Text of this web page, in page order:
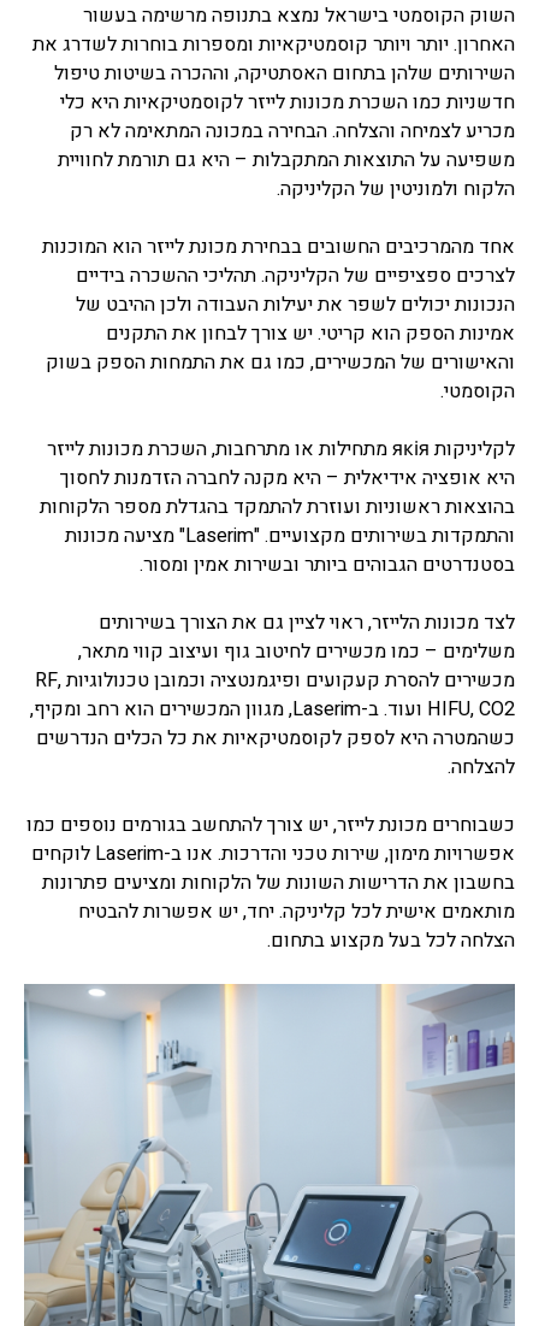
השוק הקוסמטי בישראל נמצא בתנופה מרשימה בעשור
האחרון. יותר ויותר קוסמטיקאיות ומספרות בוחרות לשדרג את
השירותים שלהן בתחום האסתטיקה, וההכרה בשיטות טיפול
חדשניות כמו השכרת מכונות לייזר לקוסמטיקאיות היא כלי
מכריע לצמיחה והצלחה. הבחירה במכונה המתאימה לא רק
משפיעה על התוצאות המתקבלות – היא גם תורמת לחוויית
הלקוח ולמוניטין של הקליניקה.
אחד מהמרכיבים החשובים בבחירת מכונת לייזר הוא המוכנות
לצרכים ספציפיים של הקליניקה. תהליכי ההשכרה בידיים
הנכונות יכולים לשפר את יעילות העבודה ולכן ההיבט של
אמינות הספק הוא קריטי. יש צורך לבחון את התקנים
והאישורים של המכשירים, כמו גם את התמחות הספק בשוק
הקוסמטי.
לקליניקות якія מתחילות או מתרחבות, השכרת מכונות לייזר
היא אופציה אידיאלית – היא מקנה לחברה הזדמנות לחסוך
בהוצאות ראשוניות ועוזרת להתמקד בהגדלת מספר הלקוחות
והתמקדות בשירותים מקצועיים. "Laserim" מציעה מכונות
בסטנדרטים הגבוהים ביותר ובשירות אמין ומסור.
לצד מכונות הלייזר, ראוי לציין גם את הצורך בשירותים
משלימים – כמו מכשירים לחיטוב גוף ועיצוב קווי מתאר,
מכשירים להסרת קעקועים ופיגמנטציה וכמובן טכנולוגיות RF,
HIFU, CO2 ועוד. ב-Laserim, מגוון המכשירים הוא רחב ומקיף,
כשהמטרה היא לספק לקוסמטיקאיות את כל הכלים הנדרשים
להצלחה.
כשבוחרים מכונת לייזר, יש צורך להתחשב בגורמים נוספים כמו
אפשרויות מימון, שירות טכני והדרכות. אנו ב-Laserim לוקחים
בחשבון את הדרישות השונות של הלקוחות ומציעים פתרונות
מותאמים אישית לכל קליניקה. יחד, יש אפשרות להבטיח
הצלחה לכל בעל מקצוע בתחום.